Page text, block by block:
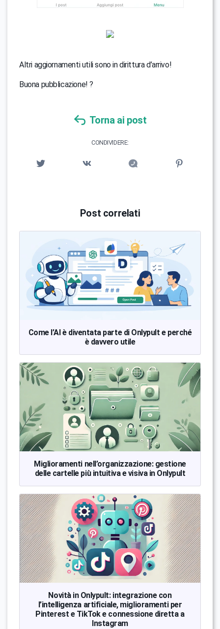
Altri aggiornamenti utili sono in dirittura d’arrivo!
Buona pubblicazione! ?
Torna ai post
CONDIVIDERE:
Post correlati
Come l’AI è diventata parte di Onlypult e perché
è davvero utile
Miglioramenti nell’organizzazione: gestione
delle cartelle più intuitiva e visiva in Onlypult
Novità in Onlypult: integrazione con
l’intelligenza artificiale, miglioramenti per
Pinterest e TikTok e connessione diretta a
Instagram